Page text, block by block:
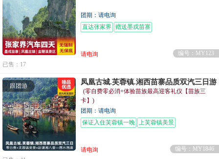
团期：请电询
直达张家界 赠送墨戎苗寨
请电询
编号：MY123
已售：17
跟团游 凤凰古城.芙蓉镇.湘西苗寨品质双汽三日游
(零自费零必消+体验苗族最高迎客礼仪【苗族三
卡】)
团期：请电询
保证入住芙蓉镇一晚 上芙蓉镇美景
请电询
编号：MY1846